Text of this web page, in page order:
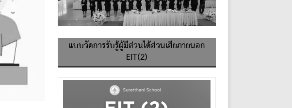
แบบวัดการรับรู้ผู้มีส่วนได้ส่วนเสียภายนอก
EIT(2)